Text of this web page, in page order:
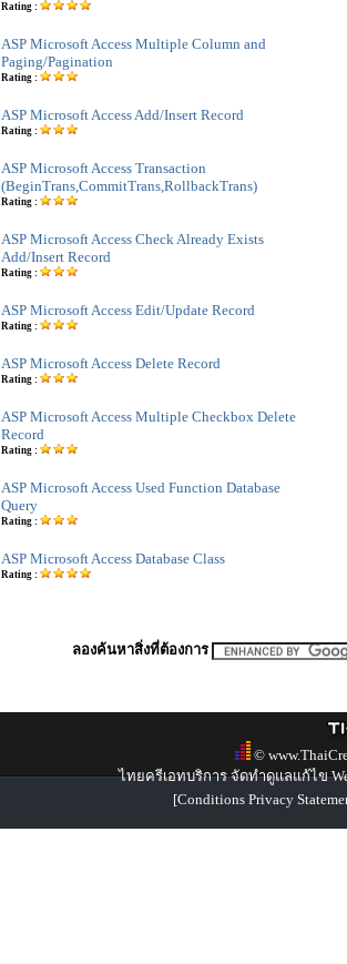
Rating :
ASP Microsoft Access Multiple Column and
Paging/Pagination
Rating :
ASP Microsoft Access Add/Insert Record
Rating :
ASP Microsoft Access Transaction
(BeginTrans,CommitTrans,RollbackTrans)
Rating :
ASP Microsoft Access Check Already Exists
Add/Insert Record
Rating :
ASP Microsoft Access Edit/Update Record
Rating :
ASP Microsoft Access Delete Record
Rating :
ASP Microsoft Access Multiple Checkbox Delete
Record
Rating :
ASP Microsoft Access Used Function Database
Query
Rating :
ASP Microsoft Access Database Class
Rating :
ลองค้นหาสิ่งที่ต้องการ
©
ไทยครีเอทบริการ จัดทำดูแลแก้ไข
[Conditions Privacy